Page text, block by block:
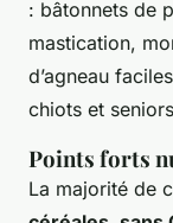
: bâtonnets de
mastication,
d’agneau
chiots et
Points forts
La majorité de